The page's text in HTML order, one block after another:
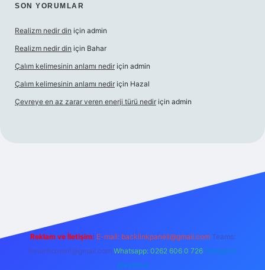
SON YORUMLAR
Realizm nedir din için admin
Realizm nedir din için Bahar
Çalım kelimesinin anlamı nedir için admin
Çalım kelimesinin anlamı nedir için Hazal
Çevreye en az zarar veren enerji türü nedir için admin
Reklam ve İletişim: E-mail: backlinkpaneli@gmail.com Teams:
forumhizmeti@gmail.com Whatsapp: 0262 606 0 726 Telegram:
@karabul